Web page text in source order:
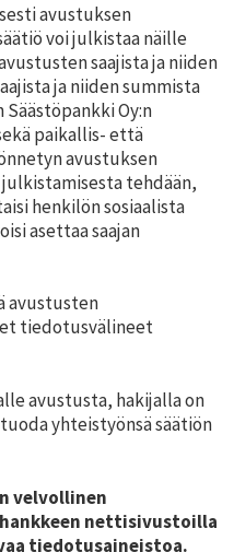
avustuksen
voi julkistaa näille
saajista ja niiden
ja niiden summista
Oy:n
paikallis- että
avustuksen
tehdään,
henkilön sosiaalista
asettaa saajan
avustusten
tiedotusvälineet
avustusta, hakijalla on
yhteistyönsä säätiön
velvollinen
nettisivustoilla
tiedotusaineistoa.